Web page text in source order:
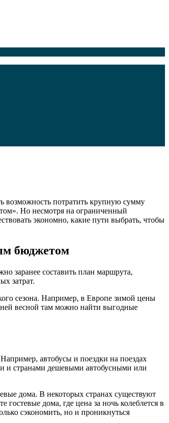
возможность потратить крупную сумму
Но несмотря на ограниченный
экономно, какие пути выбрать, чтобы
бюджетом
заранее составить план маршрута,
затрат.
сезона. Например, в Европе зимой цены
весной там можно найти выгодные
автобусы и поездки на поездах
и странами дешевыми автобусными или
дома. В некоторых странах существуют
дома, где цена за ночь колеблется в
сэкономить, но и проникнуться